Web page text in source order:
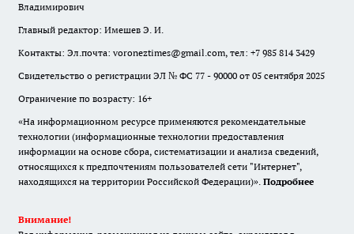
Владимирович
Главный редактор: Имешев Э. И.
Контакты: Эл.почта: voroneztimes@gmail.com, тел: +7 985 814 3429
Свидетельство о регистрации ЭЛ № ФС 77 - 90000 от 05 сентября 2025
Ограничение по возрасту: 16+
«На информационном ресурсе применяются рекомендательные
технологии (информационные технологии предоставления
информации на основе сбора, систематизации и анализа сведений,
относящихся к предпочтениям пользователей сети "Интернет",
находящихся на территории Российской Федерации)». Подробнее
Внимание!